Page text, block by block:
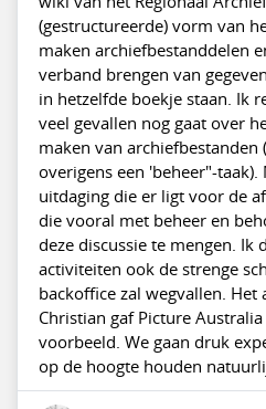
(gestructureerde) vorm van
maken archiefbestanddelen
verband brengen van
in hetzelfde boekje staan. Ik
veel gevallen nog gaat over
maken van archiefbestanden
overigens een 'beheer"-
uitdaging die er ligt voor de
die vooral met beheer en
deze discussie te mengen. Ik
activiteiten ook de strenge
backoffice zal wegvallen.
Christian gaf Picture
voorbeeld. We gaan druk
op de hoogte houden